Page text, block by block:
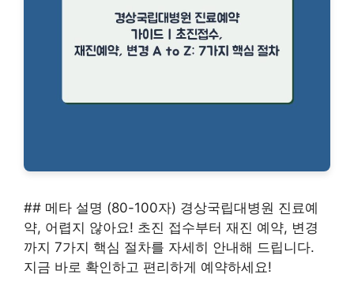
## 메타 설명 (80-100자) 경상국립대병원 진료예
약, 어렵지 않아요! 초진 접수부터 재진 예약, 변경
까지 7가지 핵심 절차를 자세히 안내해 드립니다.
지금 바로 확인하고 편리하게 예약하세요!